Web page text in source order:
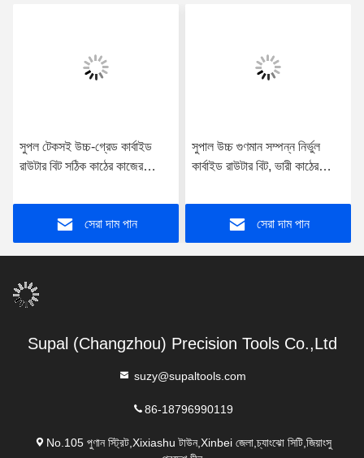
সুপল টেকসই উচ্চ-গ্রেড কার্বাইড
রাউটার বিট সঠিক কাঠের কাজের
সেরা দাম পান
সুপাল উচ্চ গুণমান সম্পন্ন নির্ভুল
কার্বাইড রাউটার বিট, ভারী কাঠের
সেরা দাম পান
Supal (Changzhou) Precision Tools Co.,Ltd
suzy@supaltools.com
86-18796990119
No.105 পুণান স্ট্রিট,Xixiashu টাউন,Xinbei জেলা,চ্যাংঝো সিটি,জিয়াংসু